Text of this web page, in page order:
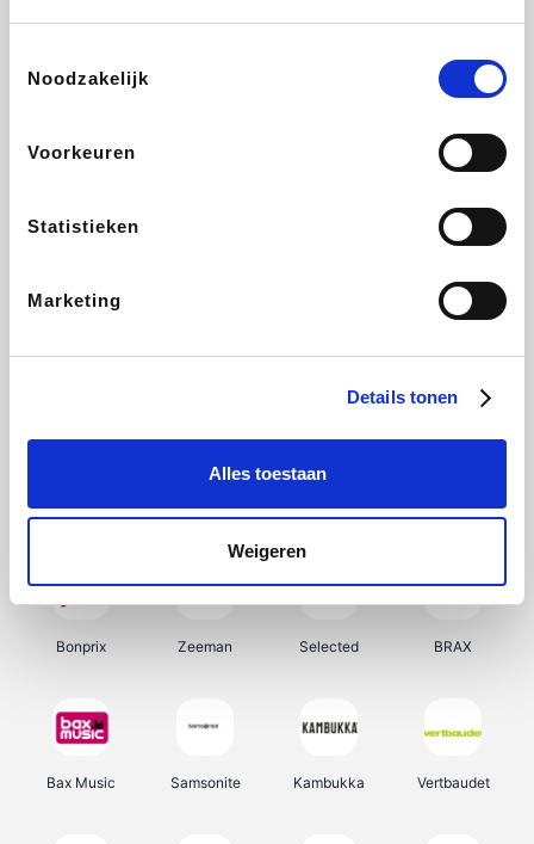
Noodzakelijk
Voorkeuren
Statistieken
Marketing
Details tonen
Alles toestaan
Weigeren
DeubaXXL
Ekoi About You
My Jewellery Tennis Point Samsung Delonghi
Bonprix Zeeman Selected BRAX
Bax Music Samsonite Kambukka Vertbaudet